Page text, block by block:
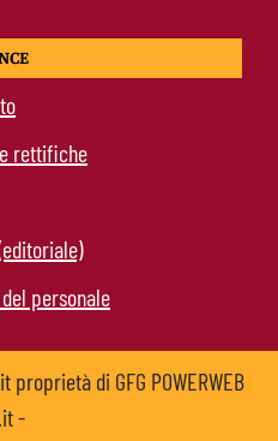
rettifiche
personale
di GFG POWERWEB
-